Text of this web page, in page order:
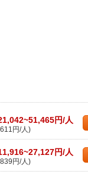
円/人
円/人)
円/人
円/人)